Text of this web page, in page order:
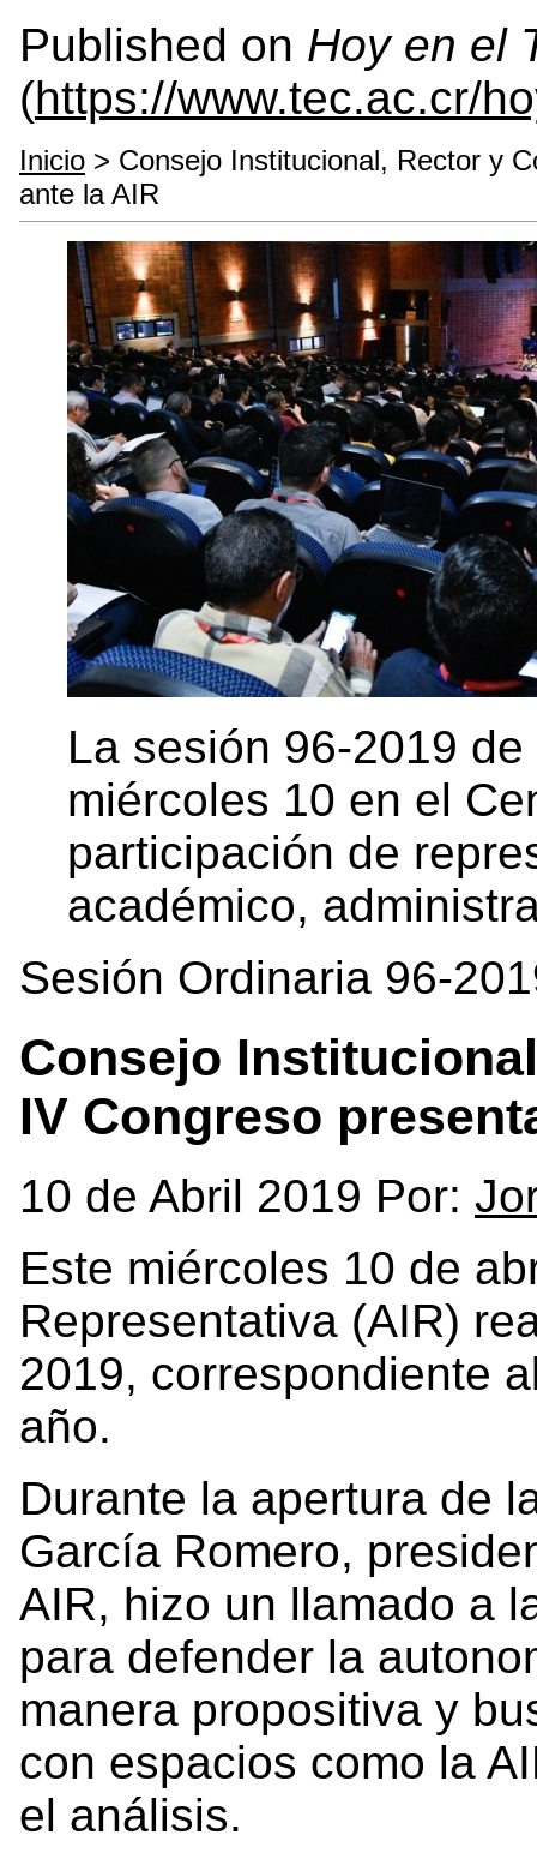
Published on Hoy en el
(https://www.tec.ac.cr/
Inicio > Consejo Institucional, Rector y
ante la AIR
La sesión 96-2019
miércoles 10 en el
participación de
académico,
Sesión Ordinaria 96-
Consejo
IV Congreso
10 de Abril 2019 Por:
Este miércoles 10 de
Representativa (AIR)
2019, correspondiente
año.
Durante la apertura de
García Romero,
AIR, hizo un llamado a
para defender la
manera propositiva y
con espacios como la
el análisis.